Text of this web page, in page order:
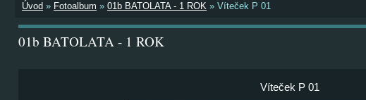
Úvod » Fotoalbum » 01b BATOLATA - 1 ROK » Víteček P 01
01b BATOLATA - 1 ROK
Víteček P 01